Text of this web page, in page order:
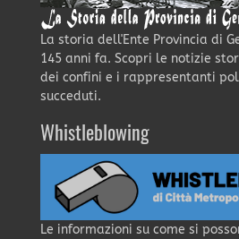
La storia dell'Ente Provincia di
145 anni fa. Scopri le notizie
dei confini e i rappresentanti
succeduti.
Whistleblowing
Le informazioni su come si